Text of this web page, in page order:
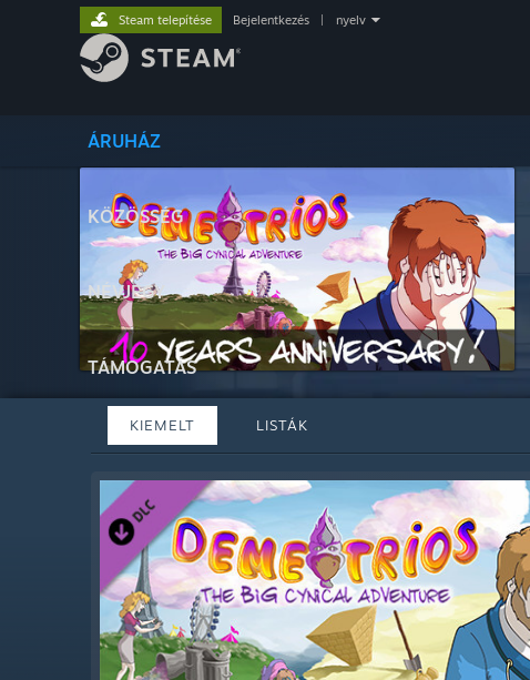
ÁRUHÁZ
KÖZÖSSÉG
NÉVJEGY
TÁMOGATÁS
Steam telepítése Bejelentkezés nyelv
KIEMELT LISTÁK